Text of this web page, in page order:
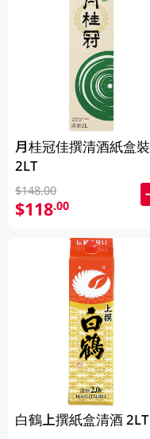
月桂冠佳撰清酒紙盒裝
2LT
$148.00
$118.00
白鶴上撰紙盒清酒 2LT